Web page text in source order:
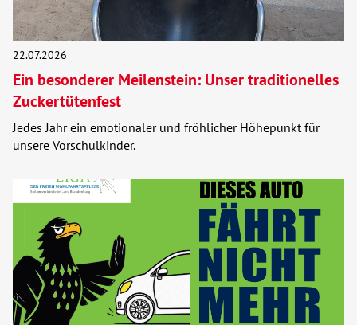
22.07.2026
Ein besonderer Meilenstein: Unser traditionelles
Zuckertütenfest
Jedes Jahr ein emotionaler und fröhlicher Höhepunkt für
unsere Vorschulkinder.